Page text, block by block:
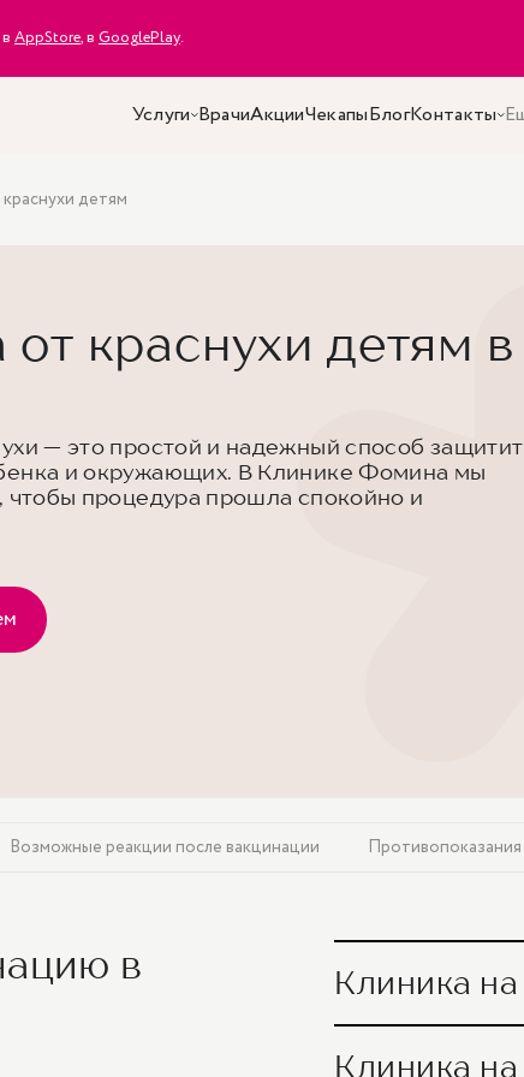
AppStore, в GooglePlay.
Услуги ВрачиАкцииЧекапыБлогКонтакты
детям
краснухи детям в
— это простой и надежный способ
и окружающих. В Клинике Фомина мы
чтобы процедура прошла спокойно и
Возможные реакции после вакцинации Противопоказания
в
Клиника на
Вакцинация от
Клиника